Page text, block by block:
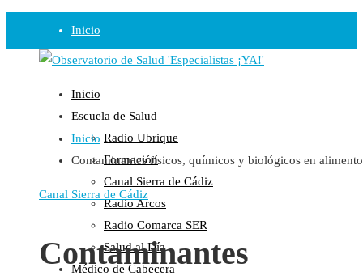
Inicio
Observatorio
Opinión
Radio
Guadalinfo Salud
Radio Guadalete
COPE Pontevedra
Salud en Radio Ubrique
Salud en Verano
Inicio
Escuela de Salud
Radio Ubrique
Formación
Canal Sierra de Cádiz
Radio Arcos
Radio Comarca SER
Salud al Día
Médico de Cabecera
Inicio
Contaminantes físicos, químicos y biológicos en
Canal Sierra de Cádiz
Contaminantes